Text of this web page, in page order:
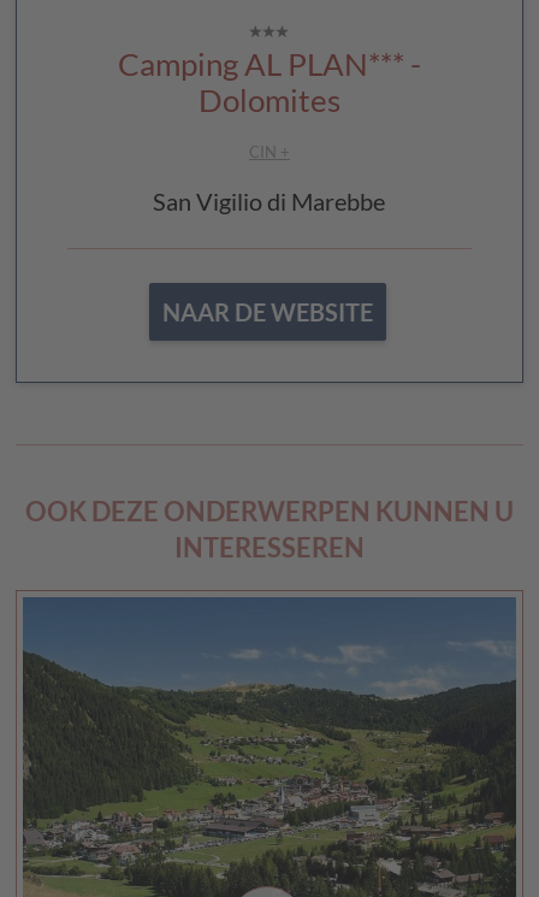
Camping AL PLAN*** -
Dolomites
CIN +
San Vigilio di Marebbe
NAAR DE WEBSITE
OOK DEZE ONDERWERPEN KUNNEN U
INTERESSEREN